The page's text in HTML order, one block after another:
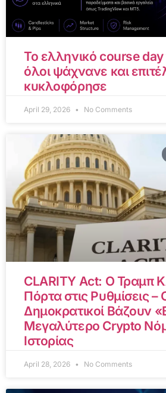
Το ελληνικό course
όλοι ψάχνανε και
κυκλοφόρησε
April 29, 2026 No Comments
CLARITY Act: Ο Τραμπ
Πόρτα στις Ρυθμίσεις –
Δημοκρατικοί Βάζουν
Μεγαλύτερο Crypto
Ιστορίας
April 28, 2026 No Comments